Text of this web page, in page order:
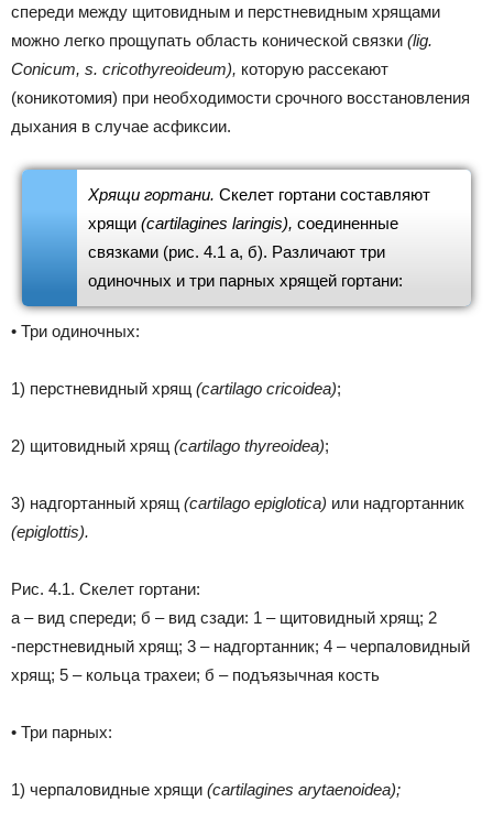
спереди между щитовидным и перстневидным хрящами
можно легко прощупать область конической связки (lig.
Conicum, s. cricothyreoideum), которую рассекают
(коникотомия) при необходимости срочного восстановления
дыхания в случае асфиксии.
Хрящи гортани. Скелет гортани составляют
хрящи (cartilagines laringis), соединенные
связками (рис. 4.1 а, б). Различают три
одиночных и три парных хрящей гортани:
• Три одиночных:
1) перстневидный хрящ (cartilago cricoidea);
2) щитовидный хрящ (cartilago thyreoidea);
3) надгортанный хрящ (cartilago epiglotica) или надгортанник
(epiglottis).
Рис. 4.1. Скелет гортани:
а – вид спереди; б – вид сзади: 1 – щитовидный хрящ; 2
-перстневидный хрящ; 3 – надгортанник; 4 – черпаловидный
хрящ; 5 – кольца трахеи; б – подъязычная кость
• Три парных:
1) черпаловидные хрящи (cartilagines arytaenoidea);